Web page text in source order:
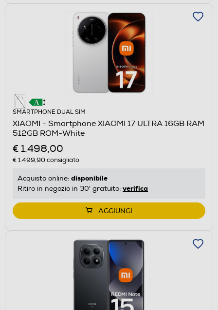
SMARTPHONE DUAL SIM
XIAOMI - Smartphone XIAOMI 17 ULTRA 16GB RAM
512GB ROM-White
€ 1.498,00
€ 1.499,90consigliato
Acquisto online: disponibile
Ritiro in negozio in 30' gratuito: verifica
AGGIUNGI